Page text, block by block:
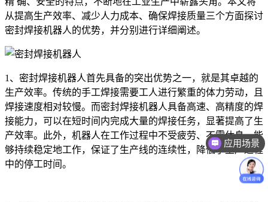
从提高生产效率、减少人力成本、确保焊接质量三个方面探讨
密封焊接机器人的优势，并分别进行详细阐述。
1、密封焊接机器人首先具备的突出优势之一，就是其卓越的
生产效率。传统的手工焊接需要工人进行繁重的体力劳动，且
焊接速度相对较慢。而密封焊接机器人具备高速、高精度的焊
接能力，可以在短时间内完成大量的焊接任务，显著提高了生
产效率。此外，机器人在工作过程中不受疲劳、不需休息，能
够持续稳定地工作，保证了生产线的连续性，降低了生产过程
中的停工时间。
应用场景